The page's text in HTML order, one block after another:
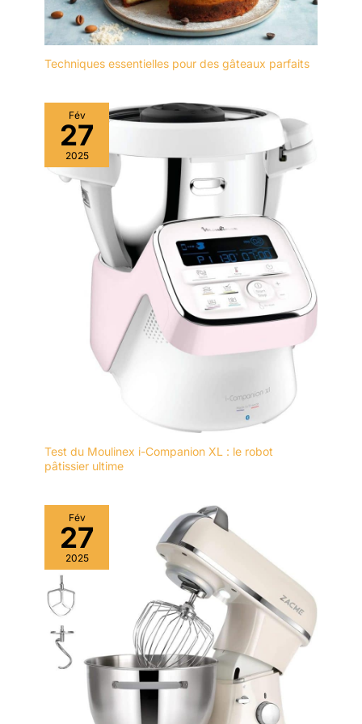
permettant de créer des
motifs de glaçage
complexes sur les
gâteaux, muffins,
et préparez chaque
dessert. Guide
d'utilisation (français non
garanti) pour les
débutants : avec chaque
achat, commencez votre
voyage de décoration de
gâteaux en toute
confiance. Recevez un
guide eBook rempli de
recettes de gâteaux et de
conseils d'experts en
pâtisserie et décoration,
votre boîte de réception.
Techniques essentielles pour des gâteaux parfaits
Fév
27
2025
Test du Moulinex i-Companion XL : le robot
pâtissier ultime
Fév
27
2025